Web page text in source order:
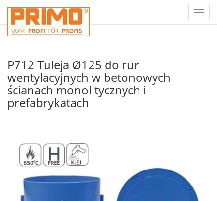
P712 Tuleja Ø125 do rur
wentylacyjnych w betonowych
ścianach monolitycznych i
prefabrykatach